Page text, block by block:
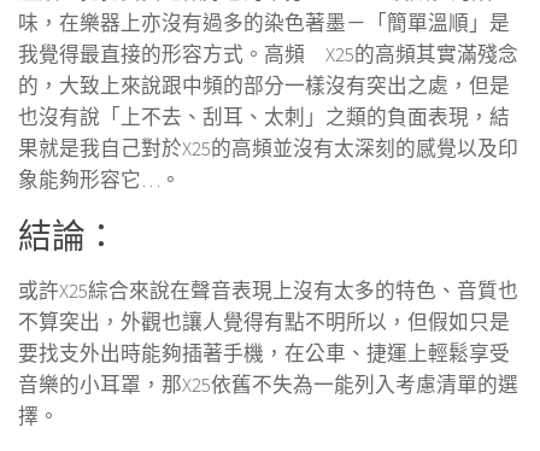
味，在樂器上亦沒有過多的染色著墨－「簡單溫順」是
我覺得最直接的形容方式。高頻 X25的高頻其實滿殘念
的，大致上來說跟中頻的部分一樣沒有突出之處，但是
也沒有說「上不去、刮耳、太刺」之類的負面表現，結
果就是我自己對於X25的高頻並沒有太深刻的感覺以及印
象能夠形容它…。
結論：
或許X25綜合來說在聲音表現上沒有太多的特色、音質也
不算突出，外觀也讓人覺得有點不明所以，但假如只是
要找支外出時能夠插著手機，在公車、捷運上輕鬆享受
音樂的小耳罩，那X25依舊不失為一能列入考慮清單的選
擇。